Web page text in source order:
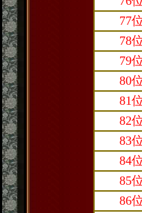
77
78
79
80
81
82
83
84
85
86